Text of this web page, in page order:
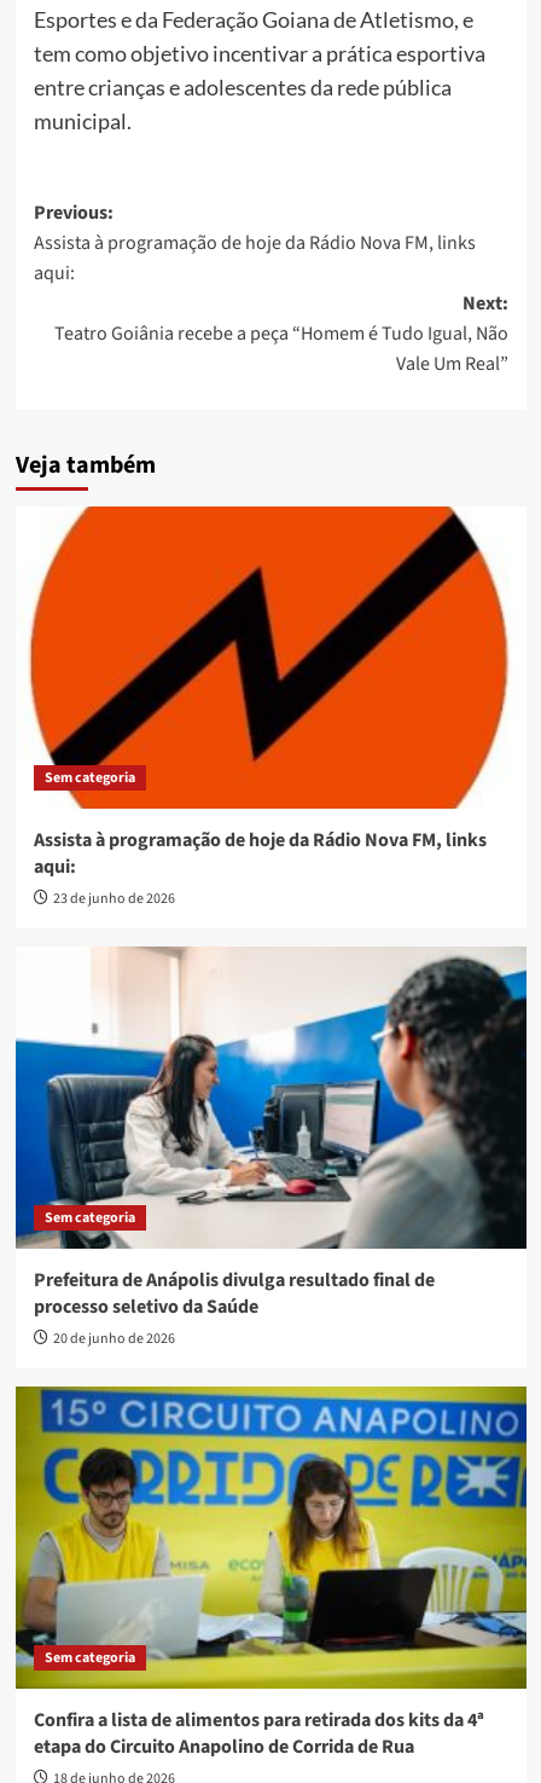
Esportes e da Federação Goiana de Atletismo, e
tem como objetivo incentivar a prática esportiva
entre crianças e adolescentes da rede pública
municipal.
Post
navigation
Previous:
Assista à programação de hoje da Rádio Nova FM, links
aqui:
Next:
Teatro Goiânia recebe a peça “Homem é Tudo Igual, Não
Vale Um Real”
Veja também
Sem categoria
Assista à programação de hoje da Rádio Nova FM, links
aqui:
23 de junho de 2026
Sem categoria
Prefeitura de Anápolis divulga resultado final de
processo seletivo da Saúde
20 de junho de 2026
Sem categoria
Confira a lista de alimentos para retirada dos kits da 4ª
etapa do Circuito Anapolino de Corrida de Rua
18 de junho de 2026